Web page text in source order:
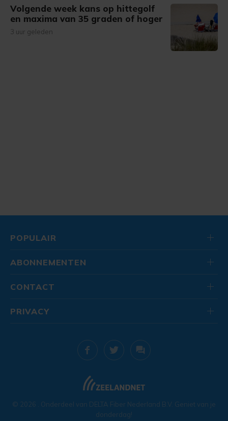
Volgende week kans op hittegolf
en maxima van 35 graden of hoger
3 uur geleden
POPULAIR
ABONNEMENTEN
CONTACT
© 2026 . Onderdeel van DELTA Fiber Nederland B.V. Geniet van je
donderdag!
PRIVACY